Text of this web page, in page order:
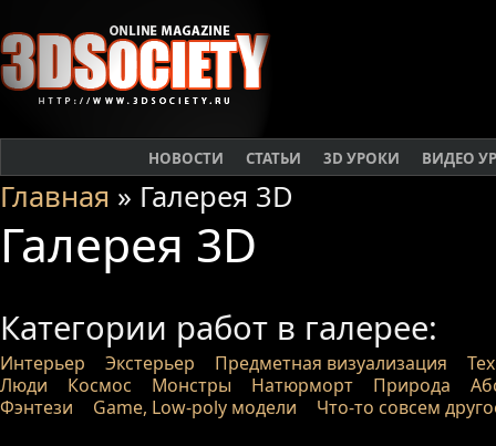
НОВОСТИ СТАТЬИ 3D УРОКИ ВИДЕО
Главная » Галерея 3D
Галерея 3D
Категории работ в галерее:
Интерьер Экстерьер Предметная визуализация
Люди
Космос Монстры Натюрморт Природа
Фэнтези
Game, Low-poly модели Что-то совсем